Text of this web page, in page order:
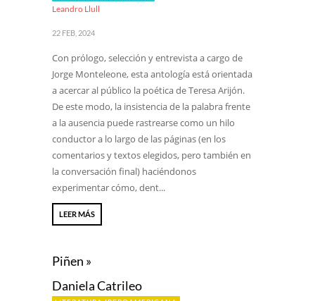
Leandro Llull
22 FEB, 2024
Con prólogo, selección y entrevista a cargo de
Jorge Monteleone, esta antología está orientada
a acercar al público la poética de Teresa Arijón.
De este modo, la insistencia de la palabra frente
a la ausencia puede rastrearse como un hilo
conductor a lo largo de las páginas (en los
comentarios y textos elegidos, pero también en
la conversación final) haciéndonos
experimentar cómo, dent...
LEER MÁS
Piñen »
Daniela Catrileo